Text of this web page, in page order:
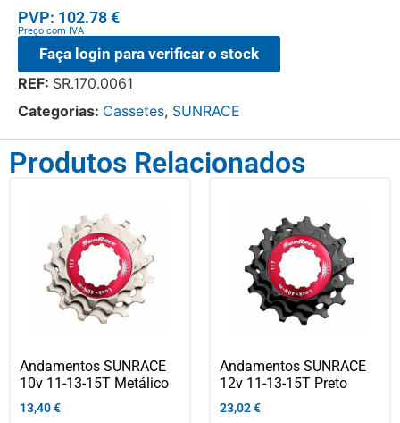
PVP: 102.78 €
Preço com IVA
Faça login para verificar o stock
REF: SR.170.0061
Categorias: Cassetes, SUNRACE
Produtos Relacionados
Andamentos SUNRACE
10v 11-13-15T Metálico
13,40€
Andamentos SUNRACE
12v 11-13-15T Preto
23,02€